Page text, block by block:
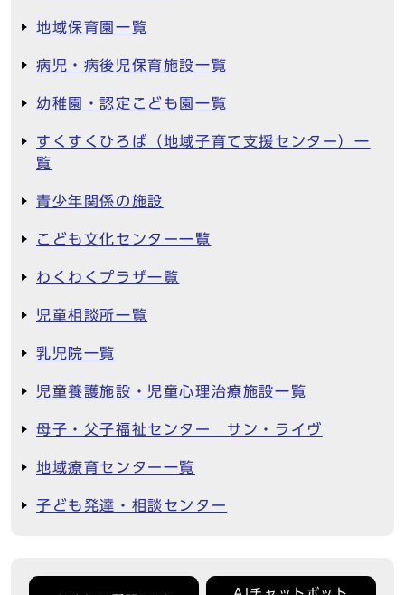
地域保育園一覧
病児・病後児保育施設一覧
幼稚園・認定こども園一覧
すくすくひろば（地域子育て支援センター）一
覧
青少年関係の施設
こども文化センター一覧
わくわくプラザ一覧
児童相談所一覧
乳児院一覧
児童養護施設・児童心理治療施設一覧
母子・父子福祉センター サン・ライヴ
地域療育センター一覧
子ども発達・相談センター